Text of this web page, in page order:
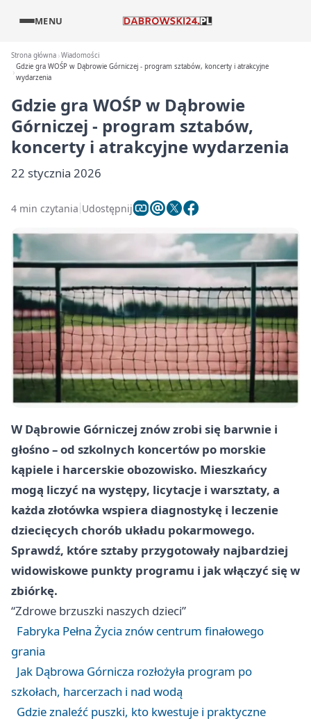
MENU
Strona główna Wiadomości
Gdzie gra WOŚP w Dąbrowie Górniczej - program sztabów, koncerty i atrakcyjne
wydarzenia
Gdzie gra WOŚP w Dąbrowie
Górniczej - program sztabów,
koncerty i atrakcyjne wydarzenia
22 stycznia 2026
4 min czytania Udostępnij
W Dąbrowie Górniczej znów zrobi się barwnie i
głośno – od szkolnych koncertów po morskie
kąpiele i harcerskie obozowisko. Mieszkańcy
mogą liczyć na występy, licytacje i warsztaty, a
każda złotówka wspiera diagnostykę i leczenie
dziecięcych chorób układu pokarmowego.
Sprawdź, które sztaby przygotowały najbardziej
widowiskowe punkty programu i jak włączyć się w
zbiórkę.
“Zdrowe brzuszki naszych dzieci”
Fabryka Pełna Życia znów centrum finałowego
grania
Jak Dąbrowa Górnicza rozłożyła program po
szkołach, harcerzach i nad wodą
Gdzie znaleźć puszki, kto kwestuje i praktyczne